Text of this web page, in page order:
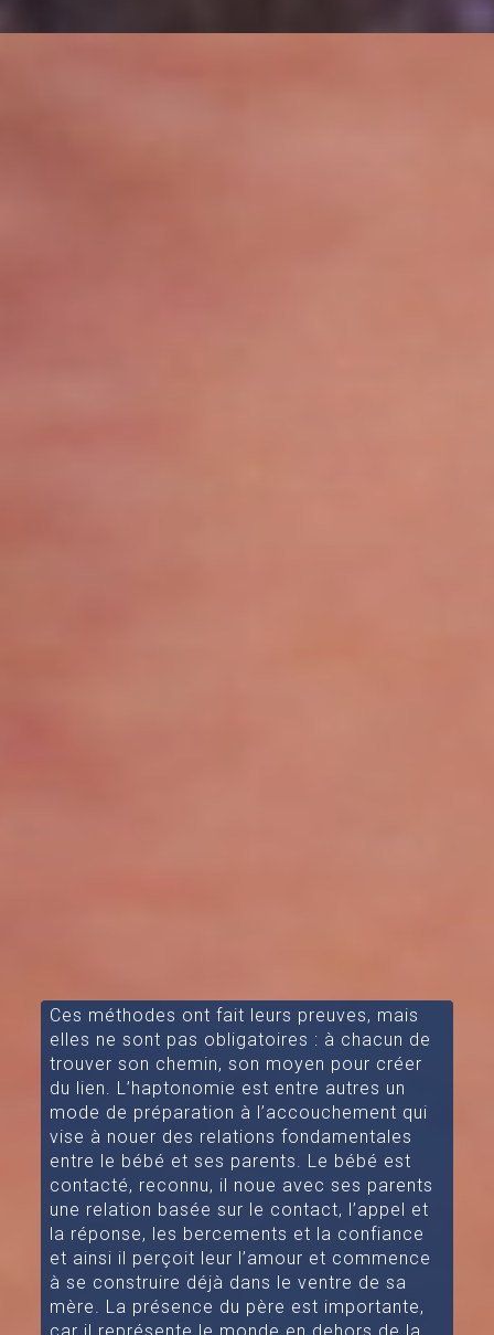
Ces méthodes ont fait leurs preuves, mais
elles ne sont pas obligatoires : à chacun de
trouver son chemin, son moyen pour créer
du lien. L’haptonomie est entre autres un
mode de préparation à l’accouchement qui
vise à nouer des relations fondamentales
entre le bébé et ses parents. Le bébé est
contacté, reconnu, il noue avec ses parents
une relation basée sur le contact, l’appel et
la réponse, les bercements et la confiance
et ainsi il perçoit leur l’amour et commence
à se construire déjà dans le ventre de sa
mère. La présence du père est importante,
car il représente le monde en dehors de la